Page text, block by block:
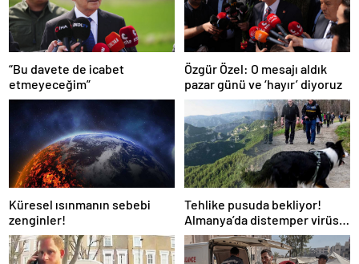
“Bu davete de icabet
etmeyeceğim”
Özgür Özel: O mesajı aldık
pazar günü ve ‘hayır’ diyoruz
Küresel ısınmanın sebebi
zenginler!
Tehlike pusuda bekliyor!
Almanya’da distemper virüsü
yayılıyor: Çoğu
kurtarılamayacak!